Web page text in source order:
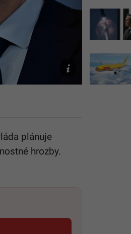
TASR/DPA
plánuje
hrozby.